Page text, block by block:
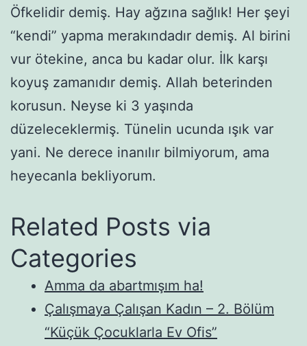
Öfkelidir demiş. Hay ağzına sağlık! Her şeyi
“kendi” yapma merakındadır demiş. Al birini
vur ötekine, anca bu kadar olur. İlk karşı
koyuş zamanıdır demiş. Allah beterinden
korusun. Neyse ki 3 yaşında
düzeleceklermiş. Tünelin ucunda ışık var
yani. Ne derece inanılır bilmiyorum, ama
heyecanla bekliyorum.
Related Posts via
Categories
Amma da abartmışım ha!
Çalışmaya Çalışan Kadın – 2. Bölüm
“Küçük Çocuklarla Ev Ofis”